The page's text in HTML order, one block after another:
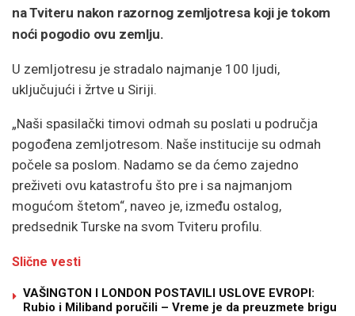
na Tviteru nakon razornog zemljotresa koji je tokom
noći pogodio ovu zemlju.
U zemljotresu je stradalo najmanje 100 ljudi,
uključujući i žrtve u Siriji.
„Naši spasilački timovi odmah su poslati u područja
pogođena zemljotresom. Naše institucije su odmah
počele sa poslom. Nadamo se da ćemo zajedno
preživeti ovu katastrofu što pre i sa najmanjom
mogućom štetom“, naveo je, između ostalog,
predsednik Turske na svom Tviteru profilu.
Slične vesti
VAŠINGTON I LONDON POSTAVILI USLOVE EVROPI:
Rubio i Miliband poručili – Vreme je da preuzmete brigu